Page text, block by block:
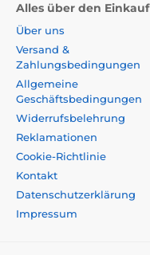
Alles über den Einkauf
Über uns
Versand &
Zahlungsbedingungen
Allgemeine
Geschäftsbedingungen
Widerrufsbelehrung
Reklamationen
Cookie-Richtlinie
Kontakt
Datenschutzerklärung
Impressum